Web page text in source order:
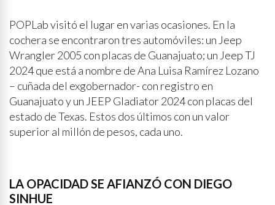
POPLab visitó el lugar en varias ocasiones. En la
cochera se encontraron tres automóviles: un Jeep
Wrangler 2005 con placas de Guanajuato; un Jeep TJ
2024 que está a nombre de Ana Luisa Ramírez Lozano
– cuñada del exgobernador- con registro en
Guanajuato y un JEEP Gladiator 2024 con placas del
estado de Texas. Estos dos últimos con un valor
superior al millón de pesos, cada uno.
LA OPACIDAD SE AFIANZÓ CON DIEGO
SINHUE